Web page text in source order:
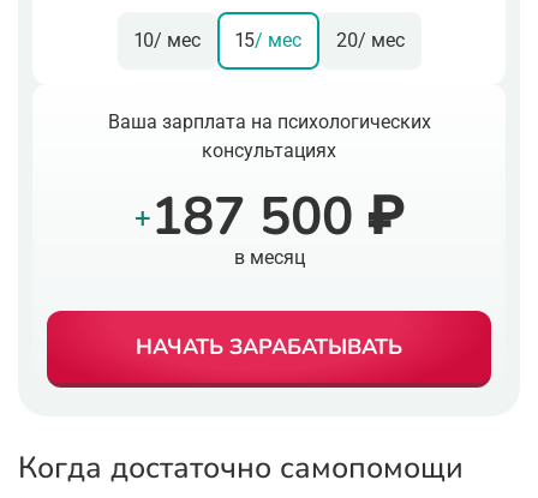
10/ мес 15/ мес 20/ мес
Ваша зарплата на психологических
консультациях
+187 500 ₽
в месяц
НАЧАТЬ ЗАРАБАТЫВАТЬ
Когда достаточно самопомощи